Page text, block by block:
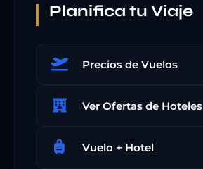
Planifica tu Viaje
Precios de Vuelos
Ver Ofertas de Hoteles
Vuelo + Hotel